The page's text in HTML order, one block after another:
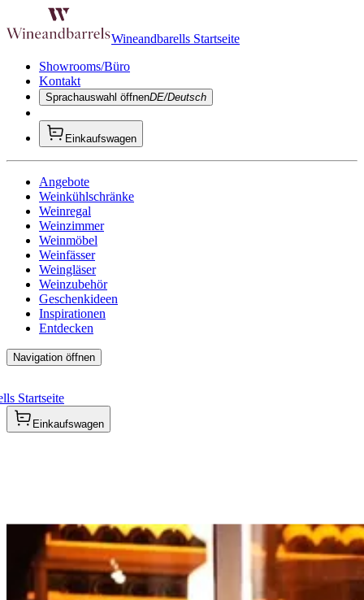
Wineandbarells Startseite
Showrooms/Büro
Kontakt
Sprachauswahl öffnenDE/Deutsch
Einkaufswagen
Angebote
Weinkühlschränke
Weinregal
Weinzimmer
Weinmöbel
Weinfässer
Weingläser
Weinzubehör
Geschenkideen
Inspirationen
Entdecken
Navigation öffnen
Startseite
Einkaufswagen